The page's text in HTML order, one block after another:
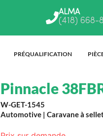
ALMA
(418) 668-
PRÉQUALIFICATION
Pinnacle
W-GET-1545
Automotive | Caravane à